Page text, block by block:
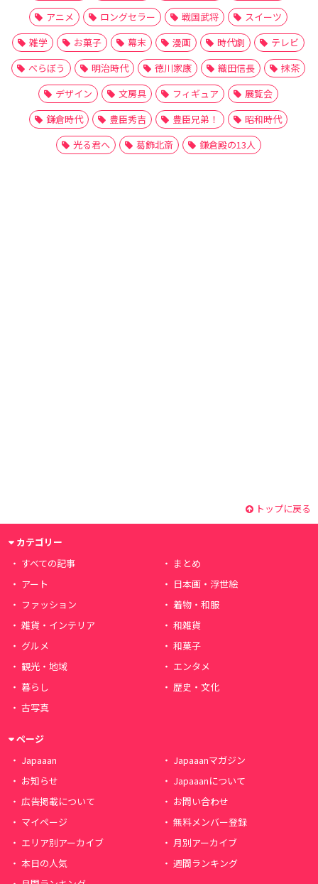
アニメ
ロングセラー 戦国武将
スイーツ
雑学
お菓子 幕末 漫画 時代劇
テレビ
べらぼう
明治時代 徳川家康 織田信長
抹茶
デザイン
文房具 フィギュア
展覧会
鎌倉時代
豊臣秀吉 豊臣兄弟！
昭和時代
光る君へ
葛飾北斎 鎌倉殿の13人
トップに戻る
カテゴリー
すべての記事
まとめ
アート
日本画・浮世絵
ファッション
着物・和服
雑貨・インテリア
和雑貨
グルメ
和菓子
観光・地域
エンタメ
暮らし
歴史・文化
古写真
ページ
Japaaan
Japaaanマガジン
お知らせ
Japaaanについて
広告掲載について
お問い合わせ
マイページ
無料メンバー登録
エリア別アーカイブ
月別アーカイブ
本日の人気
週間ランキング